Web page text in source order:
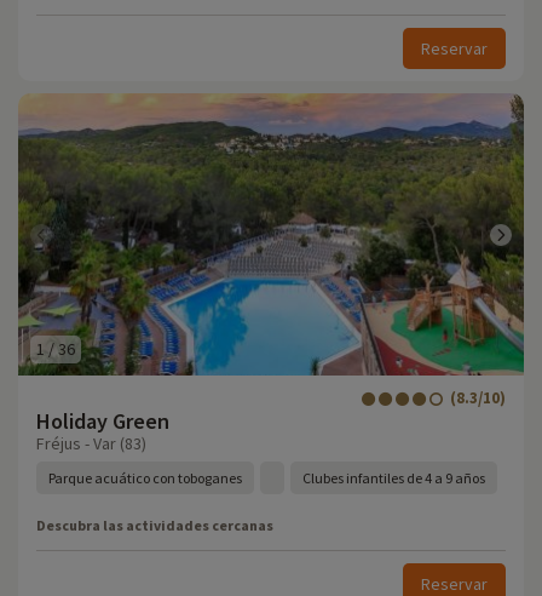
Reservar
1 /36
Holiday Green
(8.3/10)
Fréjus - Var (83)
Parque acuático con toboganes Clubes infantiles de 4 a 9 años
Descubra las actividades cercanas
Reservar